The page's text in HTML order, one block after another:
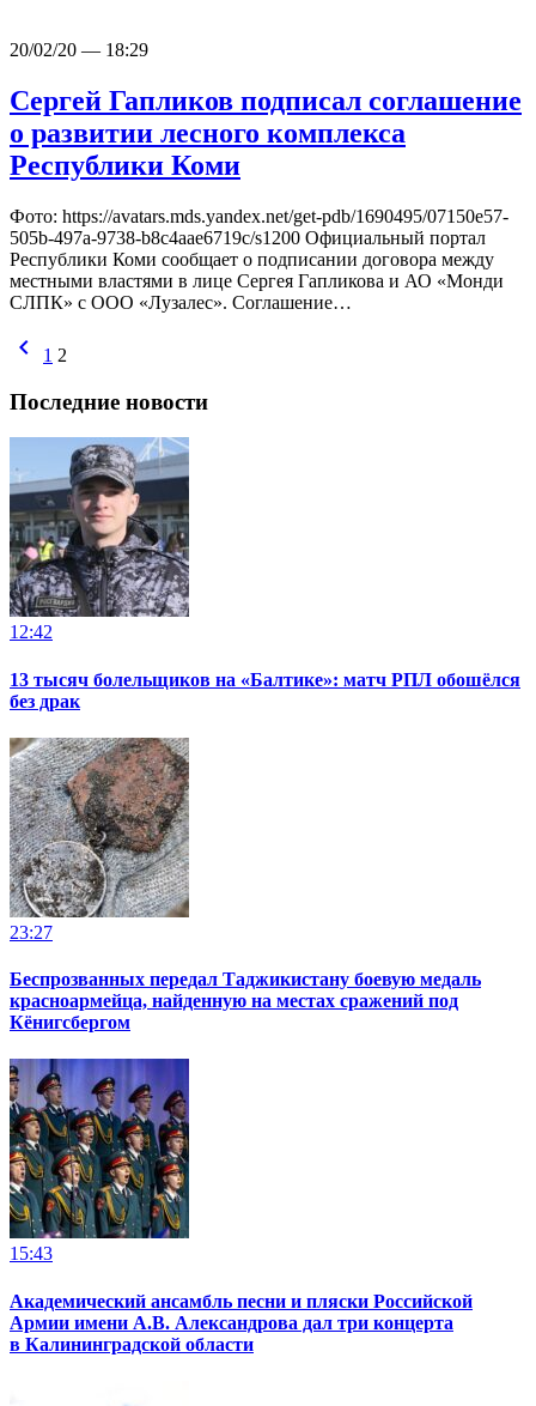
20/02/20 — 18:29
Сергей Гапликов подписал соглашение
о развитии лесного комплекса
Республики Коми
Фото: https://avatars.mds.yandex.net/get-pdb/1690495/07150e57-
505b-497a-9738-b8c4aae6719c/s1200 Официальный портал
Республики Коми сообщает о подписании договора между
местными властями в лице Сергея Гапликова и АО «Монди
СЛПК» с ООО «Лузалес». Соглашение…
chevron_left 1 2
Последние новости
12:42
13 тысяч болельщиков на «Балтике»: матч РПЛ обошёлся
без драк
23:27
Беспрозванных передал Таджикистану боевую медаль
красноармейца, найденную на местах сражений под
Кёнигсбергом
15:43
Академический ансамбль песни и пляски Российской
Армии имени А.В. Александрова дал три концерта
в Калининградской области